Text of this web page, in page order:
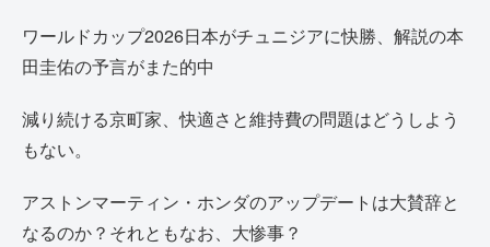
ワールドカップ2026日本がチュニジアに快勝、解説の本
田圭佑の予言がまた的中
減り続ける京町家、快適さと維持費の問題はどうしよう
もない。
アストンマーティン・ホンダのアップデートは大賛辞と
なるのか？それともなお、大惨事？